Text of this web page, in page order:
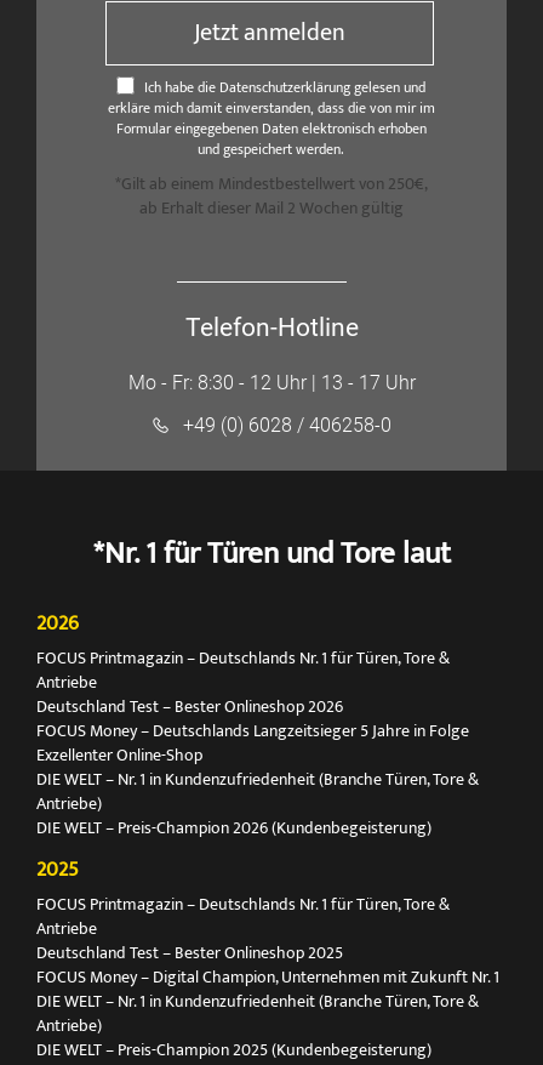
Jetzt anmelden
Ich habe die Datenschutzerklärung gelesen und
erkläre mich damit einverstanden, dass die von mir im
Formular eingegebenen Daten elektronisch erhoben
und gespeichert werden.
*Gilt ab einem Mindestbestellwert von 250€,
ab Erhalt dieser Mail 2 Wochen gültig
Telefon-Hotline
Mo - Fr: 8:30 - 12 Uhr | 13 - 17 Uhr
+49 (0) 6028 / 406258-0
*Nr. 1 für Türen und Tore laut
2026
FOCUS Printmagazin – Deutschlands Nr. 1 für Türen, Tore &
Antriebe
Deutschland Test – Bester Onlineshop 2026
FOCUS Money – Deutschlands Langzeitsieger 5 Jahre in Folge
Exzellenter Online-Shop
DIE WELT – Nr. 1 in Kundenzufriedenheit (Branche Türen, Tore &
Antriebe)
DIE WELT – Preis-Champion 2026 (Kundenbegeisterung)
2025
FOCUS Printmagazin – Deutschlands Nr. 1 für Türen, Tore &
Antriebe
Deutschland Test – Bester Onlineshop 2025
FOCUS Money – Digital Champion, Unternehmen mit Zukunft Nr. 1
DIE WELT – Nr. 1 in Kundenzufriedenheit (Branche Türen, Tore &
Antriebe)
DIE WELT – Preis-Champion 2025 (Kundenbegeisterung)